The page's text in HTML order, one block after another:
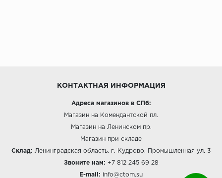
КОНТАКТНАЯ ИНФОРМАЦИЯ
Адреса магазинов в СПб:
Магазин на Комендантской пл.
Магазин на Ленинском пр.
Магазин при складе
Склад: Ленинградская область, г. Кудрово, Промышленная ул, 3
Звоните нам: +7 812 245 69 28
E-mail: info@ctom.su